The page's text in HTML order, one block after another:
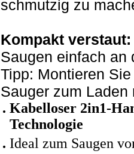
schmutzig zu
Kompakt verstaut:
Saugen einfach an
Tipp: Montieren
Sauger zum
Kabelloser 2in1-
Technologie
Ideal zum Saugen